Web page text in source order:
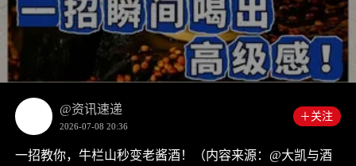
00:00@资讯速递
2026-07-08 20:36
＋关注
一招教你，牛栏山秒变老酱酒！（内容来源：@大凯与酒